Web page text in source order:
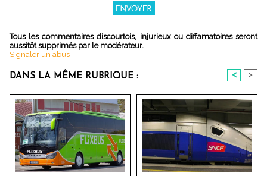
Tous les commentaires discourtois, injurieux ou diffamatoires seront
aussitôt supprimés par le modérateur.
Signaler un abus
DANS LA MÊME RUBRIQUE : < >